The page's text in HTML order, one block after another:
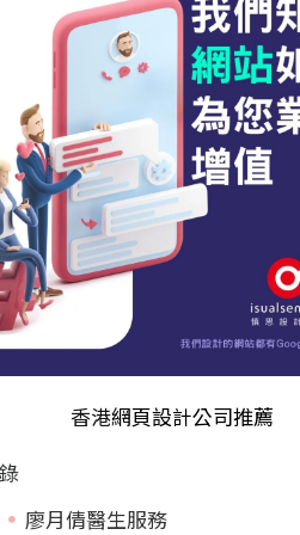
香港網頁設計公司推薦
廖月倩醫生服務